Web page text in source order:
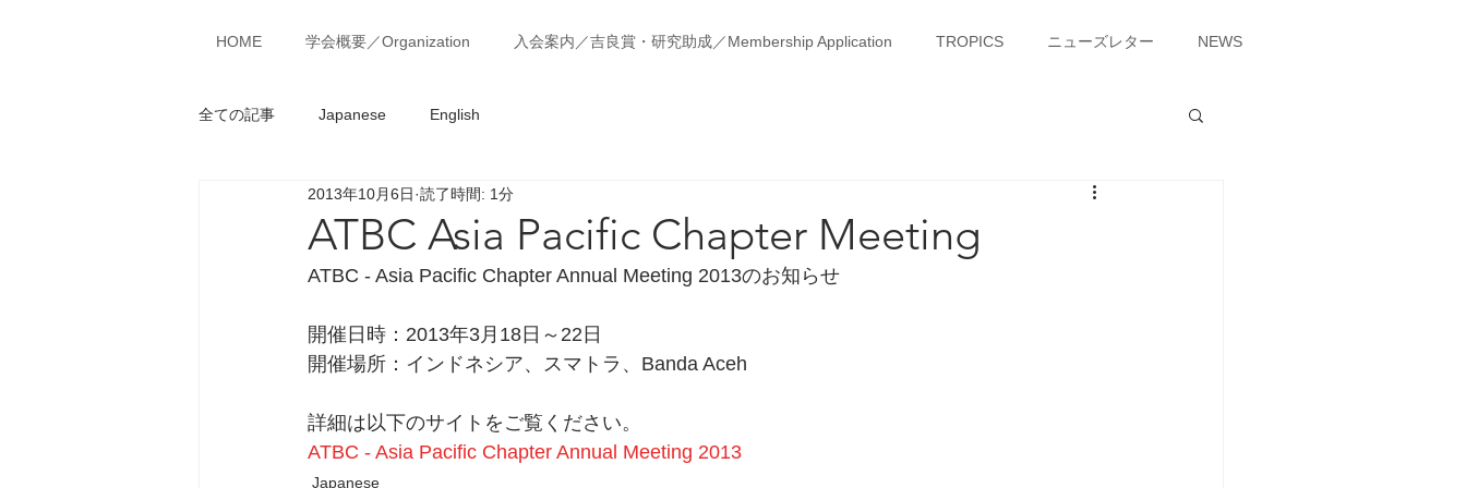
HOME 学会概要／Organization 入会案内／吉良賞・研究助成／Membership Application TROPICS ニューズレター NEWS
全ての記事 Japanese English
ATBC Asia Pacific Chapter Meeting
2013年10月6日 読了時間: 1分
ATBC - Asia Pacific Chapter Annual Meeting 2013のお知らせ
開催日時：2013年3月18日～22日
開催場所：インドネシア、スマトラ、Banda Aceh
詳細は以下のサイトをご覧ください。
ATBC - Asia Pacific Chapter Annual Meeting 2013
Japanese